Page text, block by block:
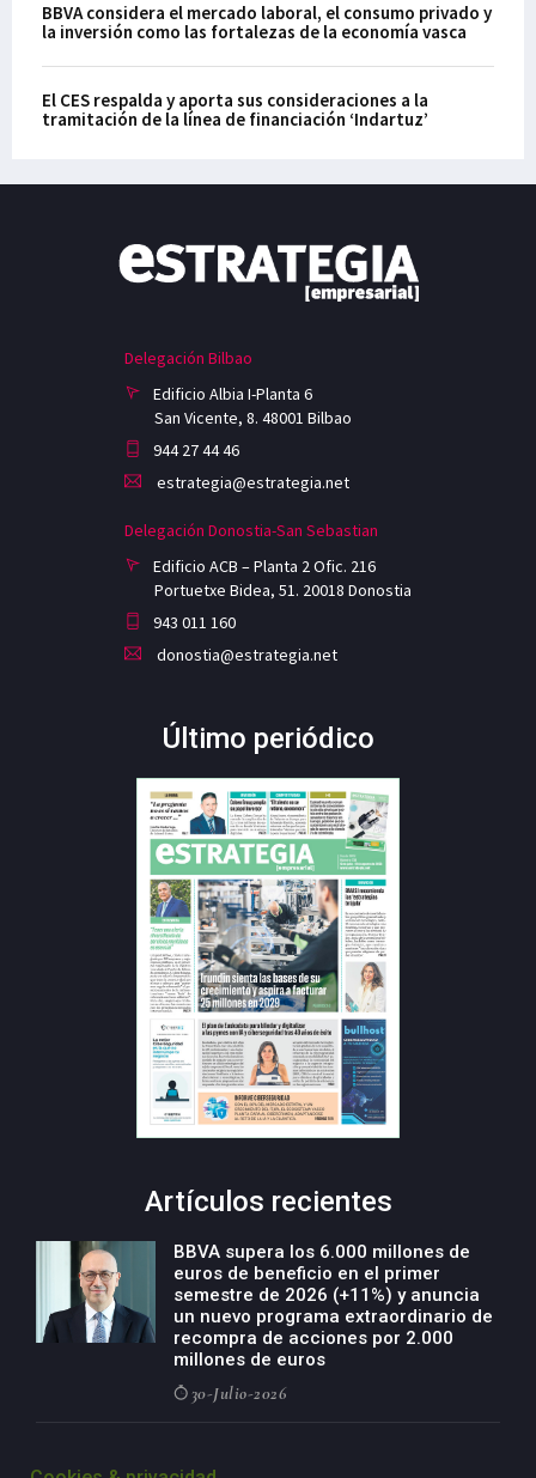
BBVA considera el mercado laboral, el consumo privado y
la inversión como las fortalezas de la economía vasca
El CES respalda y aporta sus consideraciones a la
tramitación de la línea de financiación ‘Indartuz’
Delegación Bilbao
Edificio Albia I-Planta 6
San Vicente, 8. 48001 Bilbao
944 27 44 46
estrategia@estrategia.net
Delegación Donostia-San Sebastian
Edificio ACB – Planta 2 Ofic. 216
Portuetxe Bidea, 51. 20018 Donostia
943 011 160
donostia@estrategia.net
Último periódico
Artículos recientes
BBVA supera los 6.000 millones de
euros de beneficio en el primer
semestre de 2026 (+11%) y anuncia
un nuevo programa extraordinario de
recompra de acciones por 2.000
millones de euros
30-Julio-2026
negocio agro con un modelo global